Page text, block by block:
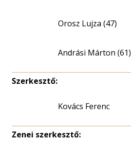
Orosz Lujza (47)
Andrási Márton (61)
Szerkesztő:
Kovács Ferenc
Zenei szerkesztő: